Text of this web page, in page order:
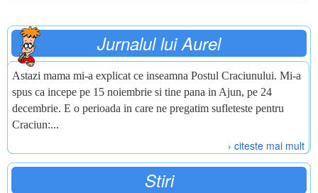
Jurnalul lui Aurel
Astazi mama mi-a explicat ce inseamna Postul Craciunului. Mi-a
spus ca incepe pe 15 noiembrie si tine pana in Ajun, pe 24
decembrie. E o perioada in care ne pregatim sufleteste pentru
Craciun:...
› citeste mai mult
Stiri